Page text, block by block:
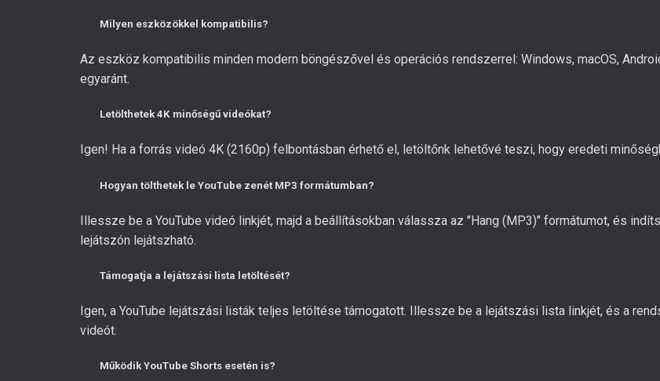
Milyen eszközökkel kompatibilis?
Az eszköz kompatibilis minden modern böngészővel és operációs rendszerrel: Windows, macOS,
egyaránt.
Letölthetek 4K minőségű videókat?
Igen! Ha a forrás videó 4K (2160p) felbontásban érhető el, letöltőnk lehetővé teszi, hogy eredeti
Hogyan tölthetek le YouTube zenét MP3 formátumban?
Illessze be a YouTube videó linkjét, majd a beállításokban válassza az "Hang (MP3)" formátumot, és
lejátszón lejátszható.
Támogatja a lejátszási lista letöltését?
Igen, a YouTube lejátszási listák teljes letöltése támogatott. Illessze be a lejátszási lista linkjét, és a
videót.
Működik YouTube Shorts esetén is?